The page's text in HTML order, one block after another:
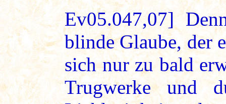
Ev05.047,07]
blinde Glaube, der
sich nur zu bald
Trugwerke und